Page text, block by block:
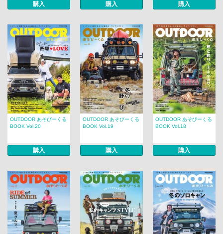
購入 購入 購入
OUTDOOR あそびーくる
BOOK Vol.20
購入
OUTDOOR あそびーくる
BOOK Vol.19
購入
OUTDOOR あそびーくる
BOOK Vol.18
購入